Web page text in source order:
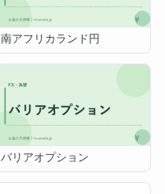
南アフリカランド円
バリアオプション